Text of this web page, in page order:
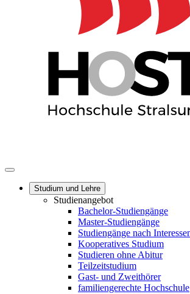
Studium und Lehre
Studienangebot
Bachelor-Studiengänge
Master-Studiengänge
Studiengänge nach
Kooperatives Studium
Studieren ohne Abitur
Teilzeitstudium
Gast- und Zweithörer
familiengerechte Hochschule